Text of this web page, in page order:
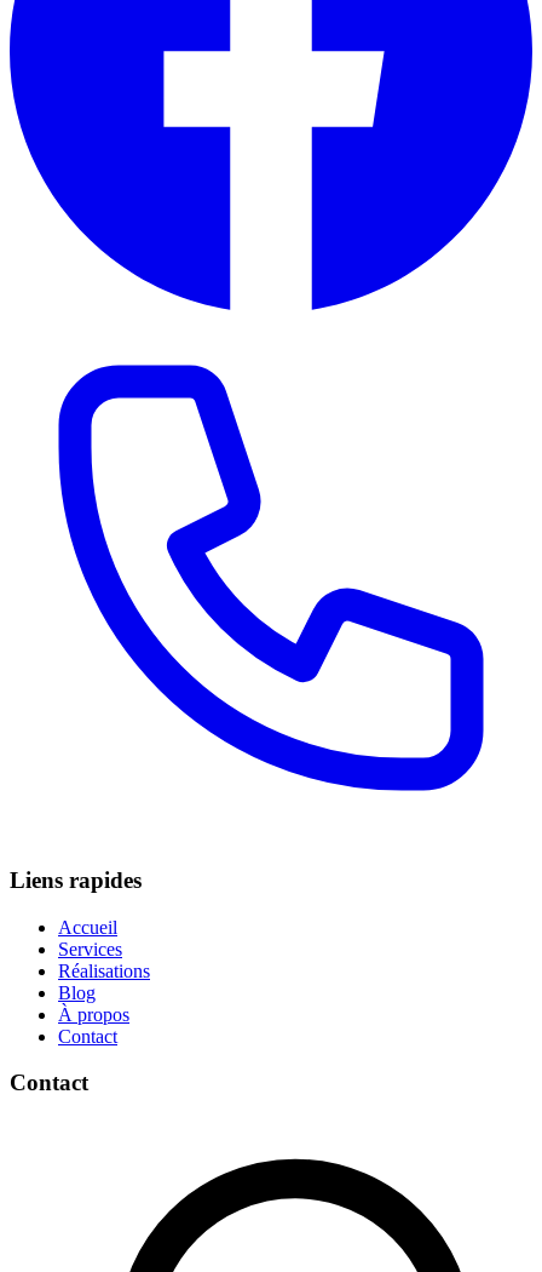
Liens rapides
Accueil
Services
Réalisations
Blog
À propos
Contact
Contact